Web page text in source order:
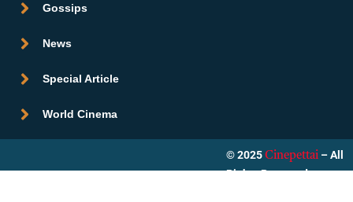
Gossips
News
Special Article
World Cinema
© 2025 Cinepettai – All
Rights Reserved